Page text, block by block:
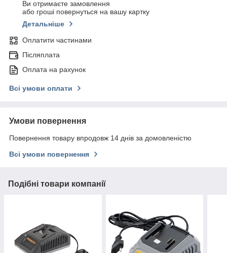
Ви отримаєте замовлення
або гроші повернуться на вашу картку
Детальніше
Оплатити частинами
Післяплата
Оплата на рахунок
Всі умови оплати
Умови повернення
Повернення товару впродовж 14 днів за домовленістю
Всі умови повернення
Подібні товари компанії